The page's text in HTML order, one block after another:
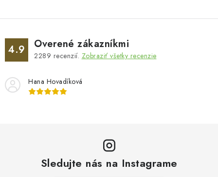
4.9 Overené zákazníkmi
2289 recenzií. Zobraziť všetky recenzie
Hana Hovadíková
Sledujte nás na Instagrame